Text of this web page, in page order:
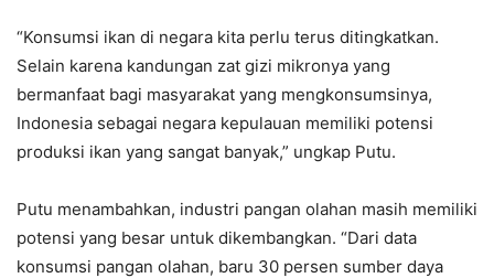
“Konsumsi ikan di negara kita perlu terus ditingkatkan.
Selain karena kandungan zat gizi mikronya yang
bermanfaat bagi masyarakat yang mengkonsumsinya,
Indonesia sebagai negara kepulauan memiliki potensi
produksi ikan yang sangat banyak,” ungkap Putu.
Putu menambahkan, industri pangan olahan masih memiliki
potensi yang besar untuk dikembangkan. “Dari data
konsumsi pangan olahan, baru 30 persen sumber daya